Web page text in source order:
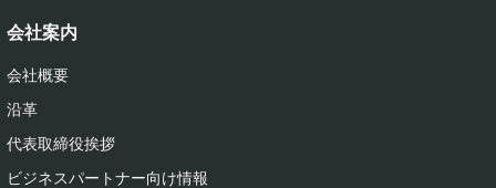
会社案内
会社概要
沿革
代表取締役挨拶
ビジネスパートナー向け情報